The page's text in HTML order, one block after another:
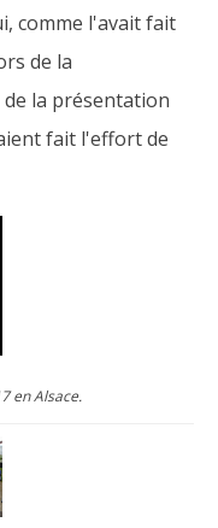
comme l'avait fait
de la
la présentation
fait l'effort de
en Alsace.